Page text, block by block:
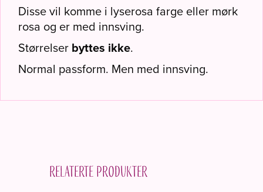
Disse vil komme i lyserosa farge eller mørk
rosa og er med innsving.
Størrelser byttes ikke.
Normal passform. Men med innsving.
Relaterte produkter